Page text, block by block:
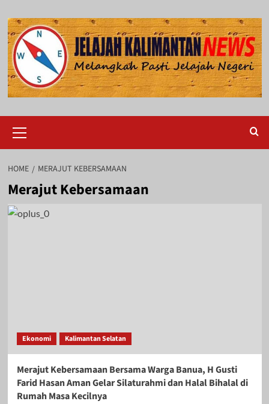
to
content
Menu
HOME MERAJUT KEBERSAMAAN
Merajut Kebersamaan
Ekonomi Kalimantan Selatan
Merajut Kebersamaan Bersama Warga Banua, H Gusti
Farid Hasan Aman Gelar Silaturahmi dan Halal Bihalal di
Rumah Masa Kecilnya